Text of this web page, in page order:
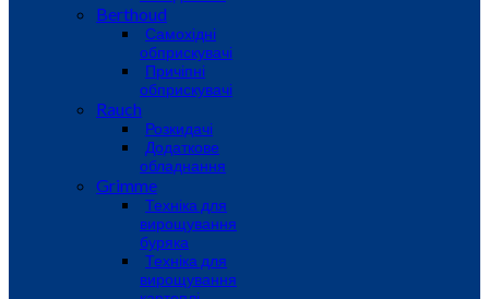
Berthoud
Самохідні
обприскувачі
Причіпні
обприскувачі
Rauch
Розкидачі
Додаткове
обладнання
Grimme
Техніка для
вирощування
буряка
Техніка для
вирощування